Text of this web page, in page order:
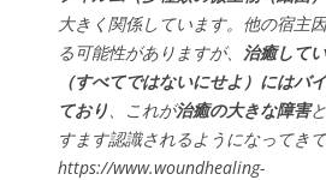
大きく関係しています。他の宿主
る可能性がありますが、 治癒して
（すべてではないにせよ）にはバ
ており、これが治癒の大きな障害
すます認識されるようになってき
https://www.woundhealing-